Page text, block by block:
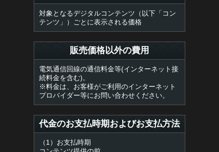
対象となるデジタルコンテンツ（以下「コン
テンツ」）ごとに表示される価格
販売価格以外の費用
電気通信回線の通信料金等(インターネット接
続料金を含む)。
※料金は、お客様がご利用のインターネット
プロバイダー等にお問い合わせください。
代金のお支払時期およびお支払方法
（1）お支払時期